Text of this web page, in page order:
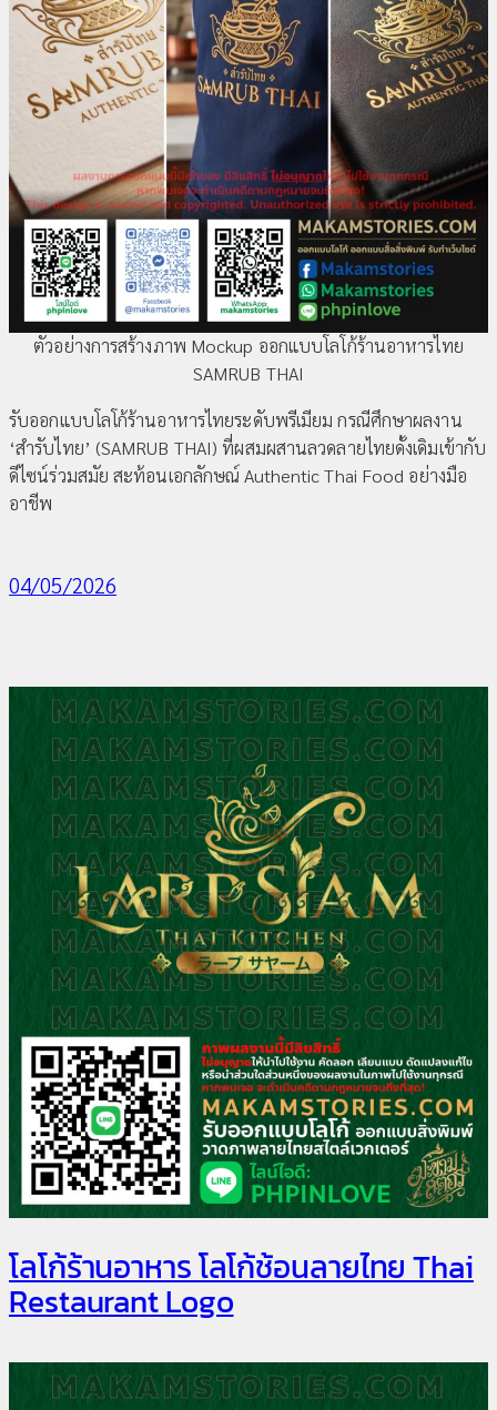
ตัวอย่างการสร้างภาพ Mockup ออกแบบโลโก้ร้านอาหารไทย
SAMRUB THAI
รับออกแบบโลโก้ร้านอาหารไทยระดับพรีเมียม กรณีศึกษาผลงาน
‘สำรับไทย’ (SAMRUB THAI) ที่ผสมผสานลวดลายไทยดั้งเดิมเข้ากับ
ดีไซน์ร่วมสมัย สะท้อนเอกลักษณ์ Authentic Thai Food อย่างมือ
อาชีพ
04/05/2026
โลโก้ร้านอาหาร โลโก้ช้อนลายไทย Thai
Restaurant Logo